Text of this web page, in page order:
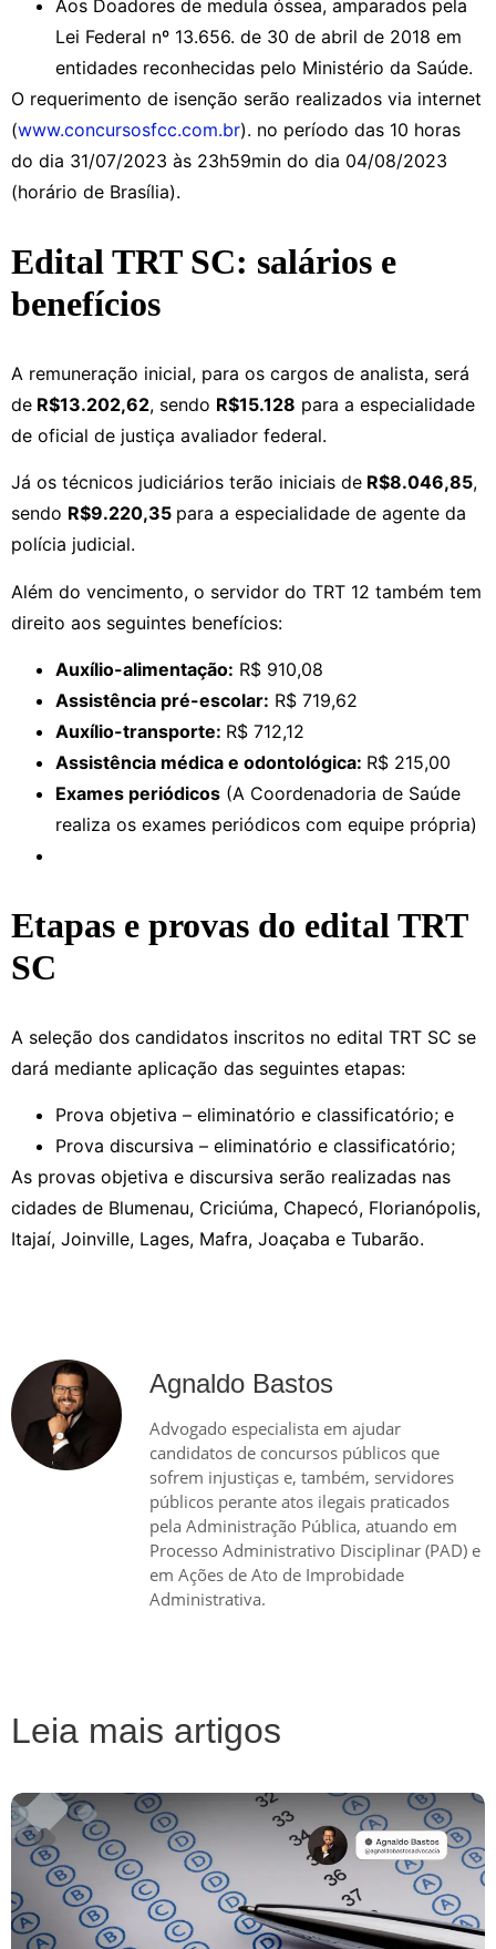
Aos Doadores de medula óssea, amparados pela
Lei Federal nº 13.656. de 30 de abril de 2018 em
entidades reconhecidas pelo Ministério da Saúde.
O requerimento de isenção serão realizados via internet
(www.concursosfcc.com.br). no período das 10 horas
do dia 31/07/2023 às 23h59min do dia 04/08/2023
(horário de Brasília).
Edital TRT SC: salários e
benefícios
A remuneração inicial, para os cargos de analista, será
de R$13.202,62, sendo R$15.128 para a especialidade
de oficial de justiça avaliador federal.
Já os técnicos judiciários terão iniciais de R$8.046,85,
sendo R$9.220,35 para a especialidade de agente da
polícia judicial.
Além do vencimento, o servidor do TRT 12 também tem
direito aos seguintes benefícios:
Auxílio-alimentação: R$ 910,08
Assistência pré-escolar: R$ 719,62
Auxílio-transporte: R$ 712,12
Assistência médica e odontológica: R$ 215,00
Exames periódicos (A Coordenadoria de Saúde
realiza os exames periódicos com equipe própria)
Etapas e provas do edital TRT
SC
A seleção dos candidatos inscritos no edital TRT SC se
dará mediante aplicação das seguintes etapas:
Prova objetiva – eliminatório e classificatório; e
Prova discursiva – eliminatório e classificatório;
As provas objetiva e discursiva serão realizadas nas
cidades de Blumenau, Criciúma, Chapecó, Florianópolis,
Itajaí, Joinville, Lages, Mafra, Joaçaba e Tubarão.
Agnaldo Bastos
Advogado especialista em ajudar
candidatos de concursos públicos que
sofrem injustiças e, também, servidores
públicos perante atos ilegais praticados
pela Administração Pública, atuando em
Processo Administrativo Disciplinar (PAD) e
em Ações de Ato de Improbidade
Administrativa.
Leia mais artigos